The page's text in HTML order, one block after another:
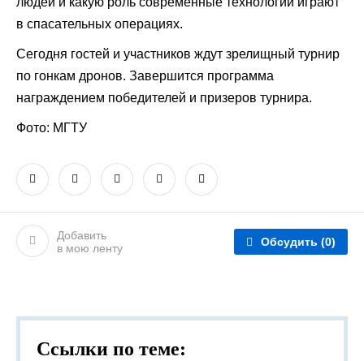
в спасательных операциях.
Сегодня гостей и участников ждут зрелищный турнир
по гонкам дронов. Завершится программа
награждением победителей и призеров турнира.
Фото: МГТУ
Добавить
в мою ленту
Обсудить (0)
Ссылки по теме: